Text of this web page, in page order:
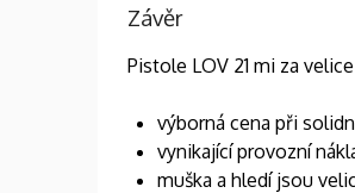
Závěr
Pistole LOV 21 mi za
výborná cena při
vynikající provozní
muška a hledí jsou